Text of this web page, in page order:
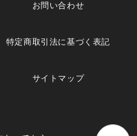
お問い合わせ
特定商取引法に基づく表記
サイトマップ